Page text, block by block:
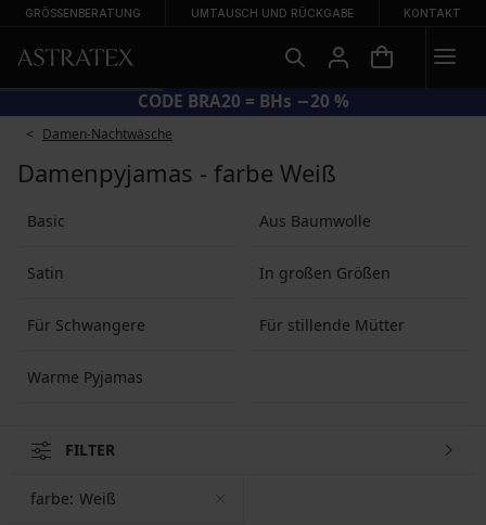
GRÖSSENBERATUNG UMTAUSCH UND RÜCKGABE KONTAKT
CODE BRA20 = BHs −20 %
Damen-Nachtwäsche
Damenpyjamas - farbe Weiß
Basic Aus Baumwolle
Satin In großen Größen
Für Schwangere Für stillende Mütter
Warme Pyjamas
FILTER
farbe: Weiß